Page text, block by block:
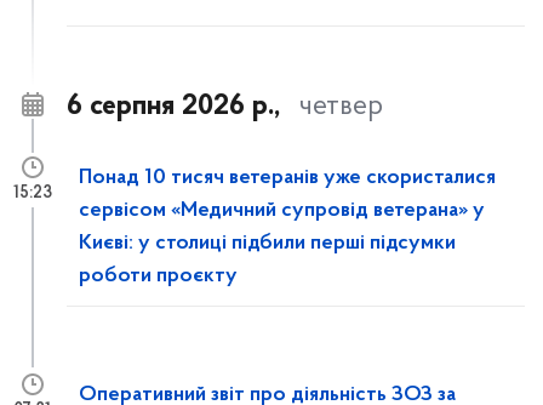
6 серпня 2026 р., четвер
Понад 10 тисяч ветеранів уже скористалися
сервісом «Медичний супровід ветерана» у
Києві: у столиці підбили перші підсумки
роботи проєкту
15:23
Оперативний звіт про діяльність ЗОЗ за